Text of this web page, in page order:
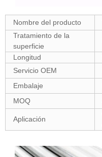
Nombre del producto
Tratamiento de la
superficie
Longitud
Servicio OEM
Embalaje
MOQ
Aplicación